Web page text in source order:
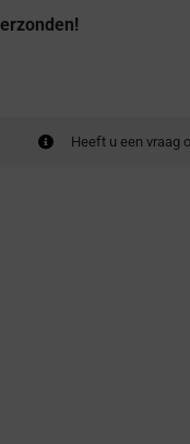
Heeft u een vraag